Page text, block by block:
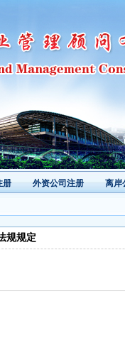
册 外资公司注册 离岸
规规定